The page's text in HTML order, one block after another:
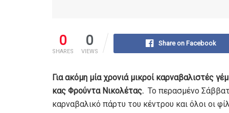
0
SHARES
0
VIEWS
Share on Facebook
Για ακόμη μία χρονιά μικροί καρναβαλιστές
κας Φρούντα Νικολέτας. Το περασμένο
καρναβαλικό πάρτυ του κέντρου και όλοι οι